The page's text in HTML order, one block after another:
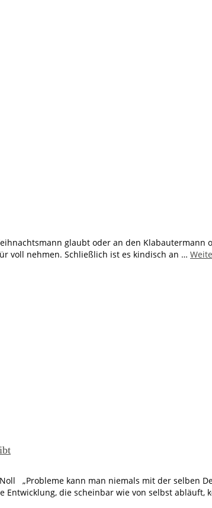
glaubt oder an den
voll nehmen. Schließlich ist es kindisch an …
„Probleme kann man niemals mit der
Entwicklung, die scheinbar wie von selbst abläuft,